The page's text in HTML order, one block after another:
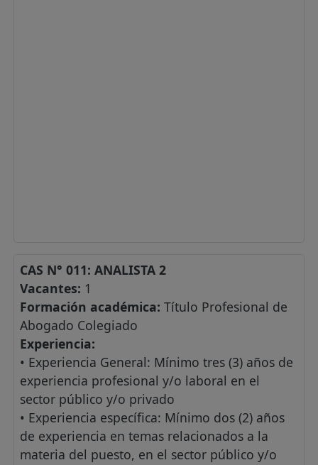
CAS N° 011: ANALISTA 2
Vacantes: 1
Formación académica: Título Profesional de
Abogado Colegiado
Experiencia:
• Experiencia General: Mínimo tres (3) años de
experiencia profesional y/o laboral en el
sector público y/o privado
• Experiencia específica: Mínimo dos (2) años
de experiencia en temas relacionados a la
materia del puesto, en el sector público y/o